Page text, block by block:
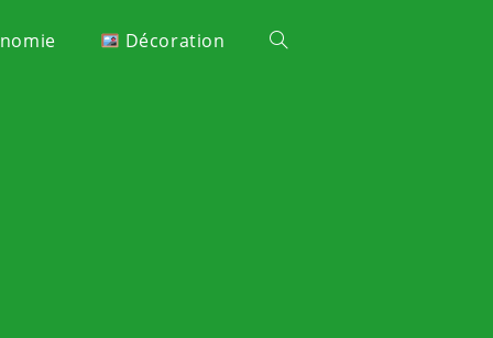
Décoration